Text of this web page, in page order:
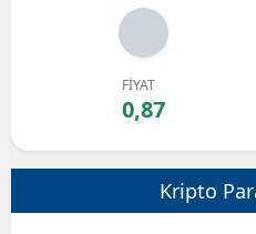
FİYAT
0,87
Kripto